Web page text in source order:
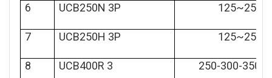
6 UCB250N 3P 125~250A
7 UCB250H 3P 125~250A
8 UCB400R 3 250-300-350-